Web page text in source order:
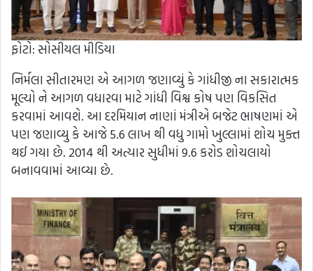
ફોટો: સોસીયલ મીડિયા
નિર્મલા સીતારમણ એ આગળ જણાવ્યું કે ગાંધીજી ના સકારાત્મક
મૂલ્યો ને આગળ વધારવા માટે ગાંધી વિશ્વ કોષ પણ વિકસિત
કરવામાં આવશે. આ દરમિયાન નાણાં મંત્રીએ બજેટ ભાષણમાં એ
પણ જણાવ્યુ કે આજે 5.6 લાખ થી વધુ ગામો ખુલ્લામાં શોચ મુક્ત
થઈ ગયા છે. 2014 થી અત્યાર સુધીમાં 9.6 કરોડ શોચલાયો
બનાવવામાં આવ્યા છે.